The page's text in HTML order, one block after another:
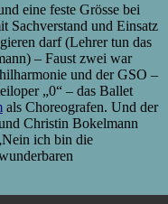
eine feste Grösse bei
Sachverstand und Einsatz
darf (Lehrer tun das
– Faust zwei war
und der GSO –
„0“ – das Ballet
als Choreografen. Und der
Christin Bokelmann
ich bin die